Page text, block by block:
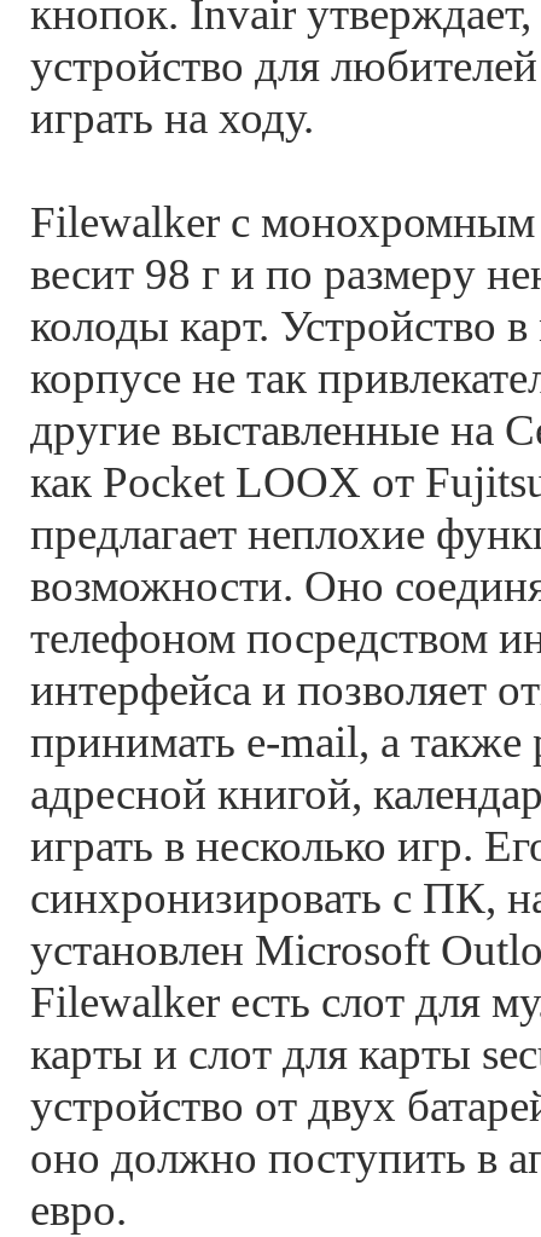
кнопок. Invair утверждает,
устройство для
играть на ходу.
Filewalker с
весит 98 г и по размеру
колоды карт. Устройство
корпусе не так
другие выставленные на
как Pocket LOOX от
предлагает неплохие
возможности. Оно
телефоном посредством
интерфейса и позволяет
принимать e-mail, а также
адресной книгой,
играть в несколько игр.
синхронизировать с ПК,
установлен Microsoft
Filewalker есть слот для
карты и слот для карты
устройство от двух
оно должно поступить в
евро.